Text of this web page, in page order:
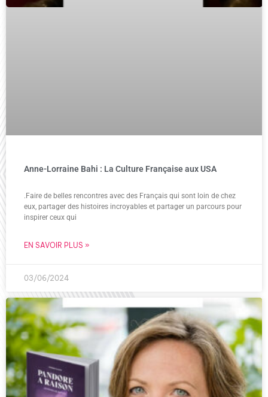
Anne-Lorraine Bahi : La Culture Française aux USA
.Faire de belles rencontres avec des Français qui sont loin de chez
eux, partager des histoires incroyables et partager un parcours pour
inspirer ceux qui
EN SAVOIR PLUS »
03/06/2024